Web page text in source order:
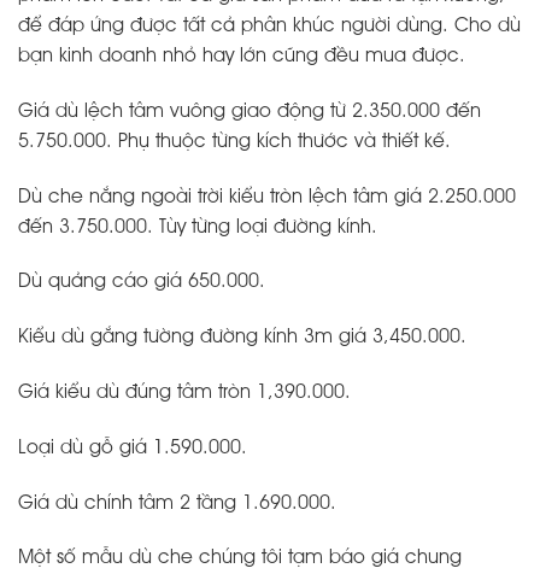
để đáp ứng được tất cả phân khúc người dùng. Cho dù
bạn kinh doanh nhỏ hay lớn cũng đều mua được.
Giá dù lệch tâm vuông giao động từ 2.350.000 đến
5.750.000. Phụ thuộc từng kích thước và thiết kế.
Dù che nắng ngoài trời kiểu tròn lệch tâm giá 2.250.000
đến 3.750.000. Tùy từng loại đường kính.
Dù quảng cáo giá 650.000.
Kiểu dù gắng tường đường kính 3m giá 3,450.000.
Giá kiểu dù đúng tâm tròn 1,390.000.
Loại dù gỗ giá 1.590.000.
Giá dù chính tâm 2 tầng 1.690.000.
Một số mẫu dù che chúng tôi tạm báo giá chung